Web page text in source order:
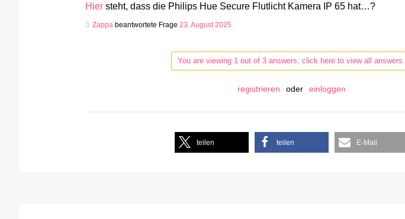
Hier steht, dass die Philips Hue Secure Flutlicht Kamera IP 65 hat…?
Zappa beantwortete Frage 23. August 2025
You are viewing 1 out of 3 answers, click here to view all answers.
registrieren oder einloggen
teilen teilen E-Mail